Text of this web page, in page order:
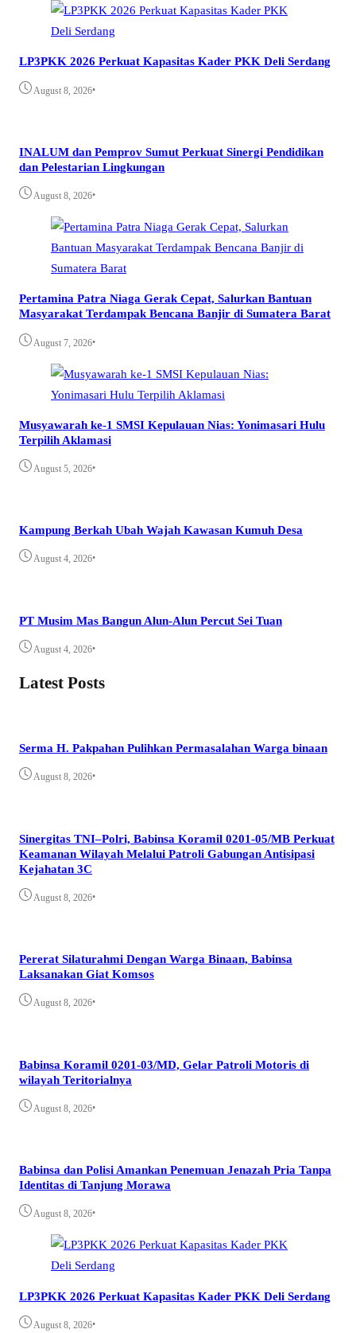
LP3PKK 2026 Perkuat Kapasitas Kader PKK Deli Serdang
August 8, 2026•
INALUM dan Pemprov Sumut Perkuat Sinergi Pendidikan
dan Pelestarian Lingkungan
August 8, 2026•
Pertamina Patra Niaga Gerak Cepat, Salurkan Bantuan
Masyarakat Terdampak Bencana Banjir di Sumatera Barat
August 7, 2026•
Musyawarah ke-1 SMSI Kepulauan Nias: Yonimasari Hulu
Terpilih Aklamasi
August 5, 2026•
Kampung Berkah Ubah Wajah Kawasan Kumuh Desa
August 4, 2026•
PT Musim Mas Bangun Alun-Alun Percut Sei Tuan
August 4, 2026•
Latest Posts
Serma H. Pakpahan Pulihkan Permasalahan Warga binaan
August 8, 2026•
Sinergitas TNI–Polri, Babinsa Koramil 0201-05/MB Perkuat
Keamanan Wilayah Melalui Patroli Gabungan Antisipasi
Kejahatan 3C
August 8, 2026•
Pererat Silaturahmi Dengan Warga Binaan, Babinsa
Laksanakan Giat Komsos
August 8, 2026•
Babinsa Koramil 0201-03/MD, Gelar Patroli Motoris di
wilayah Teritorialnya
August 8, 2026•
Babinsa dan Polisi Amankan Penemuan Jenazah Pria Tanpa
Identitas di Tanjung Morawa
August 8, 2026•
LP3PKK 2026 Perkuat Kapasitas Kader PKK Deli Serdang
August 8, 2026•